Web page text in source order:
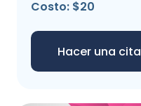
Costo: $20
Hacer una cita